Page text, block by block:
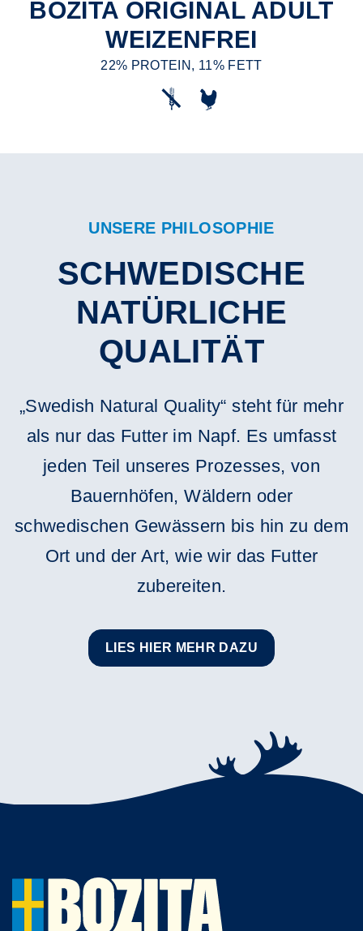
BOZITA ORIGINAL ADULT
WEIZENFREI
22% PROTEIN, 11% FETT
UNSERE PHILOSOPHIE
SCHWEDISCHE
NATÜRLICHE
QUALITÄT
„Swedish Natural Quality“ steht für mehr
als nur das Futter im Napf. Es umfasst
jeden Teil unseres Prozesses, von
Bauernhöfen, Wäldern oder
schwedischen Gewässern bis hin zu dem
Ort und der Art, wie wir das Futter
zubereiten.
LIES HIER MEHR DAZU